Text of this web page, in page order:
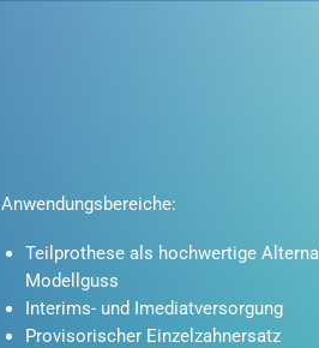
Anwendungsbereiche:
Teilprothese als hochwertige
Modellguss
Interims- und Imediatversorgung
Provisorischer Einzelzahnersatz